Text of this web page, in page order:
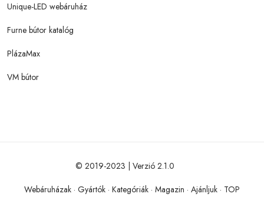
Unique-LED webáruház
Furne bútor katalóg
PlázaMax
VM bútor
© 2019-2023 | Verzió 2.1.0
Webáruházak · Gyártók · Kategóriák · Magazin · Ajánljuk · TOP